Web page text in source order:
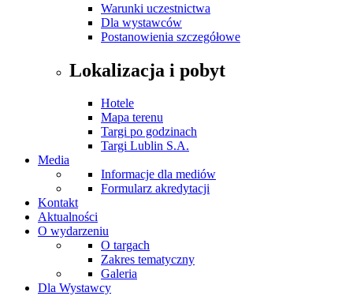
Warunki uczestnictwa
Dla wystawców
Postanowienia szczegółowe
Lokalizacja i pobyt
Hotele
Mapa terenu
Targi po godzinach
Targi Lublin S.A.
Media
Informacje dla mediów
Formularz akredytacji
Kontakt
Aktualności
O wydarzeniu
O targach
Zakres tematyczny
Galeria
Dla Wystawcy